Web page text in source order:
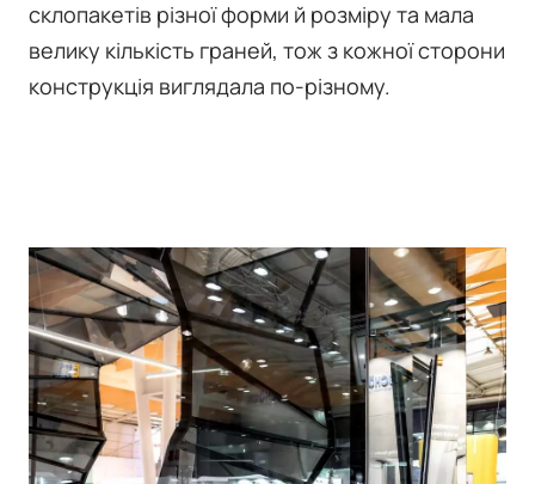
склопакетів різної форми й розміру та мала
велику кількість граней, тож з кожної сторони
конструкція виглядала по-різному.